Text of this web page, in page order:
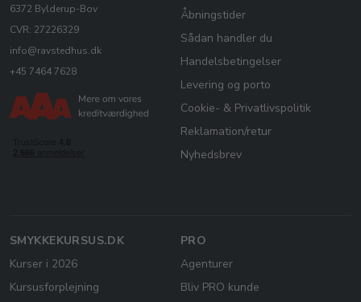
6372 Bylderup-Bov
CVR: 27226329
info@ravstedhus.dk
+45 7464 7628
Åbningstider
Sådan handler du
Handelsbetingelser
Levering og porto
Cookie- & Privatlivspolitik
Reklamation/retur
Nyhedsbrev
SMYKKEKURSUS.DK
Kurser i 2026
Kursusforplejning
PRO
Agenturer
Bliv PRO kunde